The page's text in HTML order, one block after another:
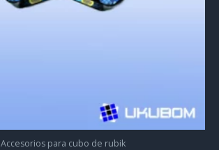
Accesorios para cubo de rubik